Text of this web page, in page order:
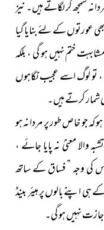
سمجھ کر لگاتے ہیں۔ نیز
عورتوں کے لئے بنایا گیا
ختم نہیں ہو گی ، بلکہ
، تو لوگ اسے عجیب نگاہوں
شمار کرتے ہیں۔
کہ جو خاص طور پر مردانہ ہو
معنیٰ نہ پایا جائے ،
کی وجہ ” فساق کے ساتھ
اپنے بالوں پر ہیئر بینڈ
اجازت نہیں ہو گی۔